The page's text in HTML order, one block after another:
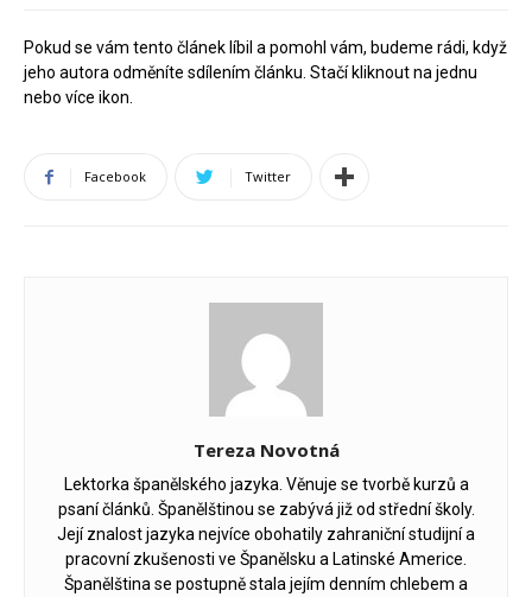
Pokud se vám tento článek líbil a pomohl vám, budeme rádi, když
jeho autora odměníte sdílením článku. Stačí kliknout na jednu
nebo více ikon.
Facebook Twitter
Tereza Novotná
Lektorka španělského jazyka. Věnuje se tvorbě kurzů a
psaní článků. Španělštinou se zabývá již od střední školy.
Její znalost jazyka nejvíce obohatily zahraniční studijní a
pracovní zkušenosti ve Španělsku a Latinské Americe.
Španělština se postupně stala jejím denním chlebem a